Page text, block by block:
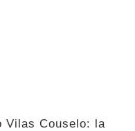
Vilas Couselo: la